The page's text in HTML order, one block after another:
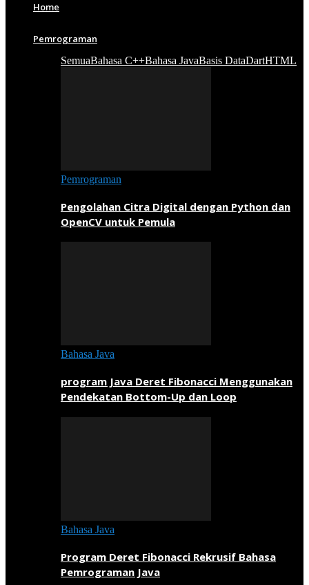
Home
Pemrograman
SemuaBahasa C++Bahasa JavaBasis DataDartHTML
Pemrograman
Pengolahan Citra Digital dengan Python dan
OpenCV untuk Pemula
Bahasa Java
program Java Deret Fibonacci Menggunakan
Pendekatan Bottom-Up dan Loop
Bahasa Java
Program Deret Fibonacci Rekrusif Bahasa
Pemrograman Java